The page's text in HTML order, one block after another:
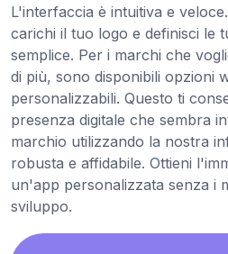
L'interfaccia è intuitiva e
carichi il tuo logo e definisci le
semplice. Per i marchi che
di più, sono disponibili opzioni
personalizzabili. Questo ti
presenza digitale che sembra
marchio utilizzando la nostra
robusta e affidabile. Ottieni
un'app personalizzata senza i
sviluppo.